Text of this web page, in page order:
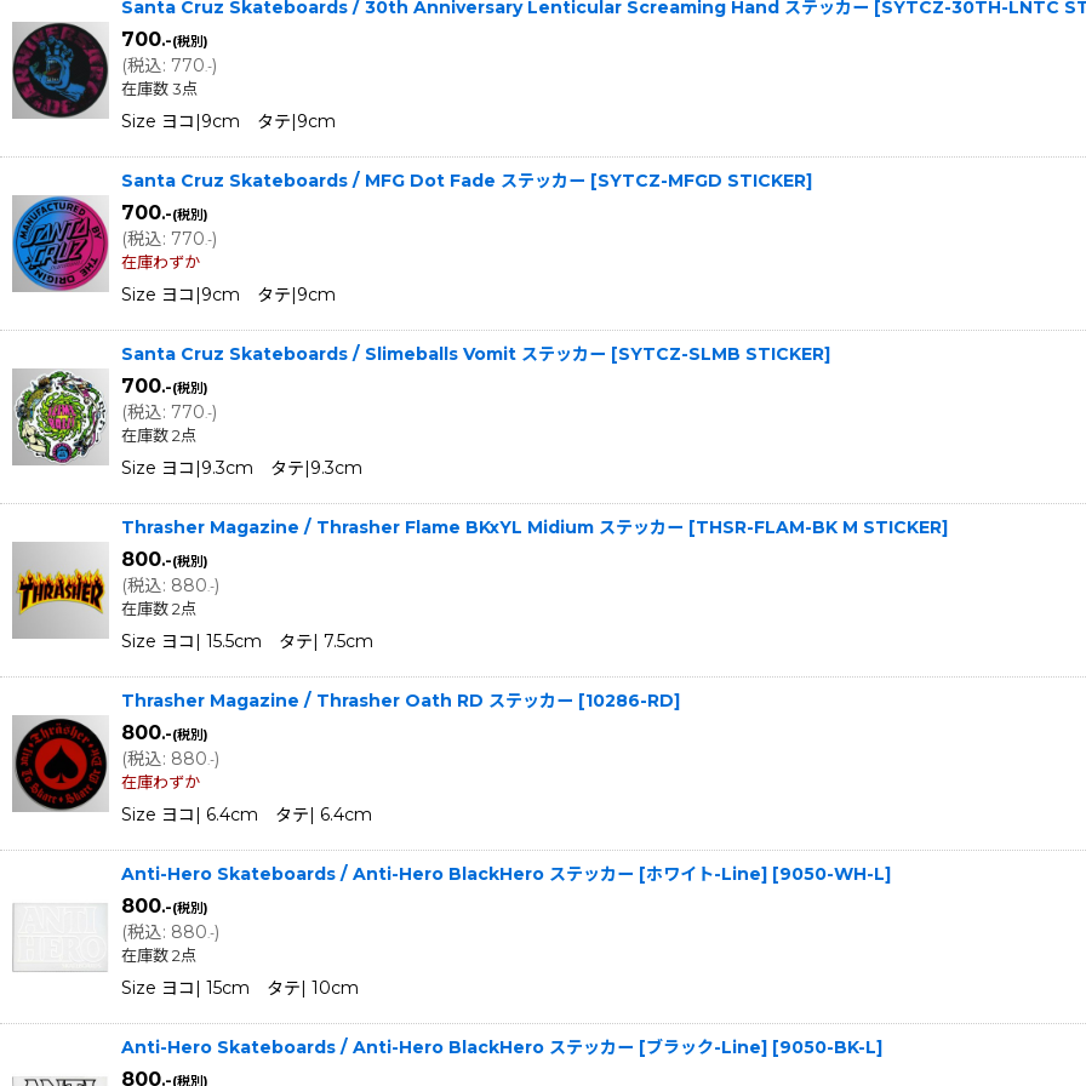
Santa Cruz Skateboards / 30th Anniversary Lenticular Screaming Hand ステッカー [SYTCZ-30TH-LNTC
700.-(税別)
(税込: 770.-)
在庫数 3点
Size ヨコ|9cm タテ|9cm
Santa Cruz Skateboards / MFG Dot Fade ステッカー [SYTCZ-MFGD STICKER]
700.-(税別)
(税込: 770.-)
在庫わずか
Size ヨコ|9cm タテ|9cm
Santa Cruz Skateboards / Slimeballs Vomit ステッカー [SYTCZ-SLMB STICKER]
700.-(税別)
(税込: 770.-)
在庫数 2点
Size ヨコ|9.3cm タテ|9.3cm
Thrasher Magazine / Thrasher Flame BKxYL Midium ステッカー [THSR-FLAM-BK M STICKER]
800.-(税別)
(税込: 880.-)
在庫数 2点
Size ヨコ| 15.5cm タテ| 7.5cm
Thrasher Magazine / Thrasher Oath RD ステッカー [10286-RD]
800.-(税別)
(税込: 880.-)
在庫わずか
Size ヨコ| 6.4cm タテ| 6.4cm
Anti-Hero Skateboards / Anti-Hero BlackHero ステッカー [ホワイト-Line] [9050-WH-L]
800.-(税別)
(税込: 880.-)
在庫数 2点
Size ヨコ| 15cm タテ| 10cm
Anti-Hero Skateboards / Anti-Hero BlackHero ステッカー [ブラック-Line] [9050-BK-L]
800.-(税別)